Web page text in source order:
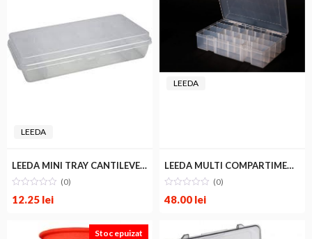
LEEDA
LEEDA MINI TRAY CANTILEVER BOX
(0)
12.25 lei
LEEDA
LEEDA MULTI COMPARTIMENT BOX
(0)
48.00 lei
Stoc epuizat